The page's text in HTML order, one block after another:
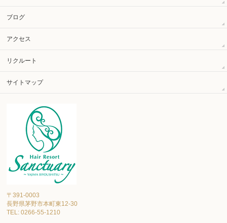
ブログ
アクセス
リクルート
サイトマップ
〒391-0003
長野県茅野市本町東12-30
TEL: 0266-55-1210